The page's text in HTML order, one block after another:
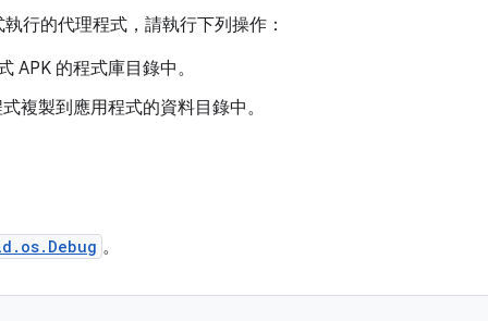
行的代理程式，請執行下列操作：
APK 的程式庫目錄中。
複製到應用程式的資料目錄中。
。